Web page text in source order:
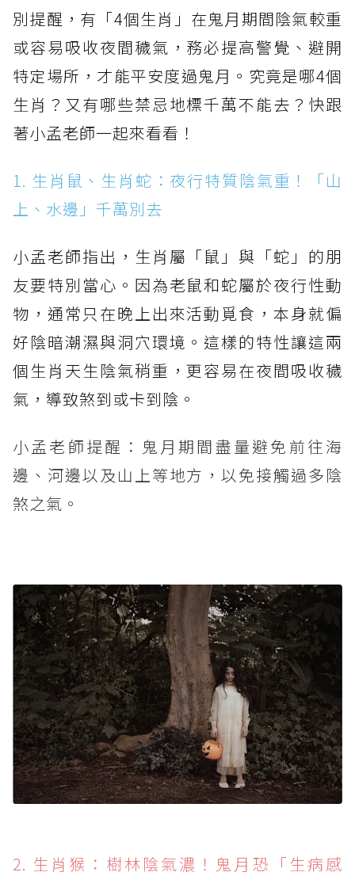
別提醒，有「4個生肖」在鬼月期間陰氣較重
或容易吸收夜間穢氣，務必提高警覺、避開
特定場所，才能平安度過鬼月。究竟是哪4個
生肖？又有哪些禁忌地標千萬不能去？快跟
著小孟老師一起來看看！
1. 生肖鼠、生肖蛇：夜行特質陰氣重！「山
上、水邊」千萬別去
小孟老師指出，生肖屬「鼠」與「蛇」的朋
友要特別當心。因為老鼠和蛇屬於夜行性動
物，通常只在晚上出來活動覓食，本身就偏
好陰暗潮濕與洞穴環境。這樣的特性讓這兩
個生肖天生陰氣稍重，更容易在夜間吸收穢
氣，導致煞到或卡到陰。
小孟老師提醒：鬼月期間盡量避免前往海
邊、河邊以及山上等地方，以免接觸過多陰
煞之氣。
2. 生肖猴：樹林陰氣濃！鬼月恐「生病感